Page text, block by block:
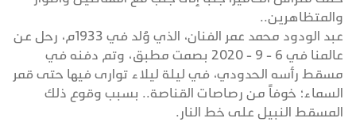
والمتظاهرين..
عبد الودود محمد عمر الفنان، الذي وُلد في 1933م، رحل عن
عالمنا في 6 - 9 - 2020 بصمت مطبق، وتم دفنه في
مسقط رأسه الحدودي، في ليلة ليلاء توارى فيها حتى قمر
السماء؛ خوفاً من رصاصات القناصة.. بسبب وقوع ذلك
المسقط النبيل على خط النار.